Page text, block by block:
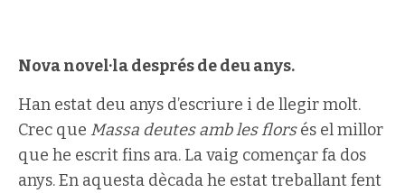
Nova novel·la després de deu anys.
Han estat deu anys d’escriure i de llegir molt.
Crec que Massa deutes amb les florsés el millor
que he escrit fins ara. La vaig començar fa dos
anys. En aquesta dècada he estat treballant fent